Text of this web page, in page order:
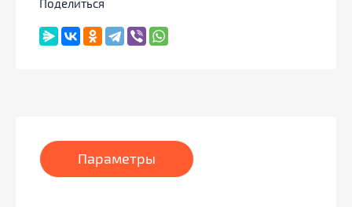
Поделиться
Параметры